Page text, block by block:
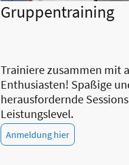
Gruppentraining
Trainiere zusammen mit
Enthusiasten! Spaßige
herausfordernde
Leistungslevel.
Anmeldung hier